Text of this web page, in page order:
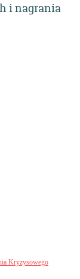
i nagrania
Kryzysowego